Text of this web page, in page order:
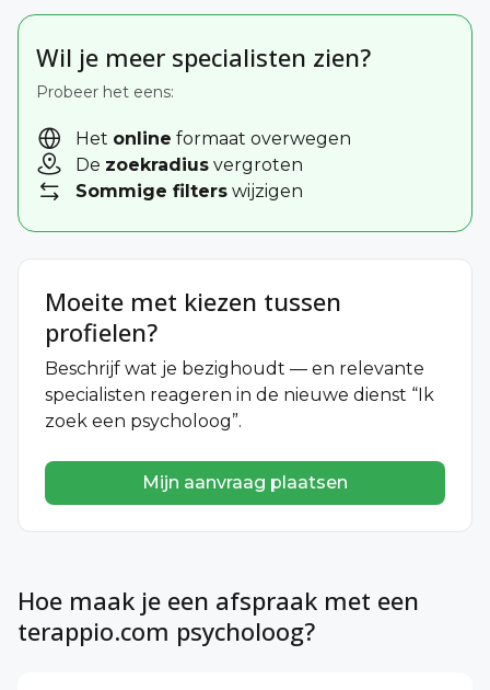
Moeite met kiezen tussen
profielen?
Beschrijf wat je bezighoudt — en relevante
specialisten reageren in de nieuwe dienst “Ik
zoek een psycholoog”.
Mijn aanvraag plaatsen
Wil je meer specialisten zien?
Probeer het eens:
Het online formaat overwegen
De zoekradius vergroten
Sommige filters wijzigen
Hoe maak je een afspraak met een
terappio.com psycholoog?